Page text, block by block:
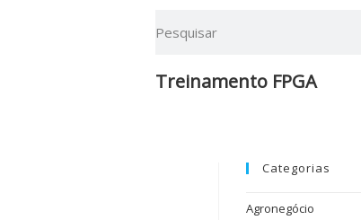
Treinamento FPGA​
Categorias
Agronegócio